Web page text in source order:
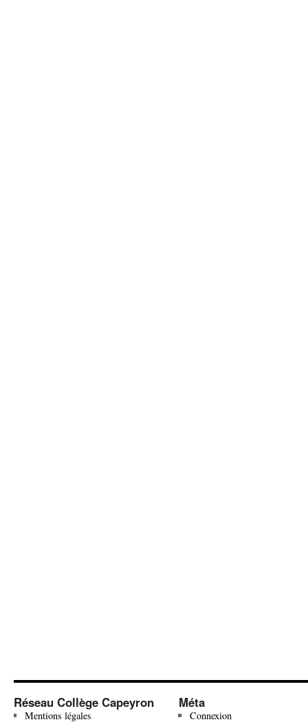
Réseau Collège Capeyron
Mentions légales
Méta
Connexion